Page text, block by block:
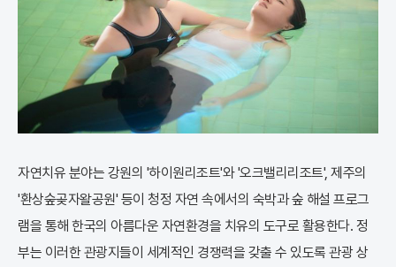
자연치유 분야는 강원의 '하이원리조트'와 '오크밸리리조트', 제주의
'환상숲곶자왈공원' 등이 청정 자연 속에서의 숙박과 숲 해설 프로그
램을 통해 한국의 아름다운 자연환경을 치유의 도구로 활용한다. 정
부는 이러한 관광지들이 세계적인 경쟁력을 갖출 수 있도록 관광 상